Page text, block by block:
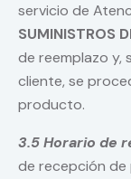
servicio de
SUMINISTROS
de reemplazo y,
cliente, se
producto.
3.5 Horario de
de recepción